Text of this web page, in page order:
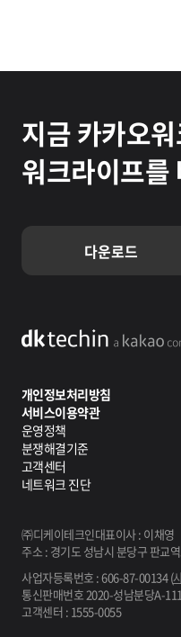
지금 카카오
워크라이프를
다운로드
개인정보처리방침
서비스이용약관
운영정책
분쟁해결기준
고객센터
네트워크 진단
㈜디케이테크인대표이사 : 이채영
주소 : 경기도 성남시 분당구 판교
사업자등록번호 : 606-87-00134 (
통신판매번호 2020-성남분당A-
고객센터 : 1555-0055